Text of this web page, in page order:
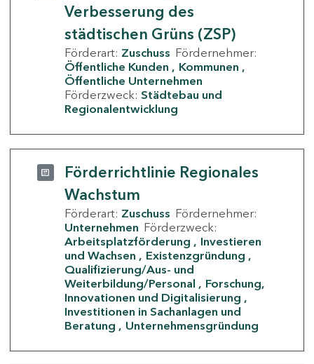
Verbesserung des
städtischen Grüns (ZSP)
Förderart: Zuschuss Fördernehmer:
Öffentliche Kunden
Kommunen
Öffentliche Unternehmen
Förderzweck: Städtebau und
Regionalentwicklung
Förderrichtlinie Regionales
Wachstum
Förderart: Zuschuss Fördernehmer:
Unternehmen Förderzweck:
Arbeitsplatzförderung
Investieren
und Wachsen
Existenzgründung
Qualifizierung/Aus- und
Weiterbildung/Personal
Forschung,
Innovationen und Digitalisierung
Investitionen in Sachanlagen und
Beratung
Unternehmensgründung